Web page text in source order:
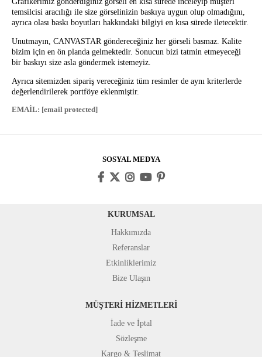
temsilcisi aracılığı ile size görselinizin baskıya uygun olup olmadığını,
ayrıca olası baskı boyutları hakkındaki bilgiyi en kısa sürede iletecektir.
Unutmayın, CANVASTAR göndereceğiniz her görseli basmaz. Kalite
bizim için en ön planda gelmektedir. Sonucun bizi tatmin etmeyeceği
bir baskıyı size asla göndermek istemeyiz.
Ayrıca sitemizden sipariş vereceğiniz tüm resimler de aynı kriterlerde
değerlendirilerek portföye eklenmiştir.
EMAİL: [email protected]
SOSYAL MEDYA
KURUMSAL
Hakkımızda
Referanslar
Etkinliklerimiz
Bize Ulaşın
MÜŞTERİ HİZMETLERİ
İade ve İptal
Sözleşme
Kargo & Teslimat